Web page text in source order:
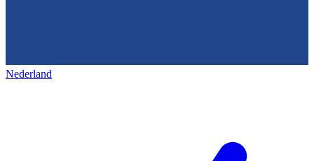
Nederland